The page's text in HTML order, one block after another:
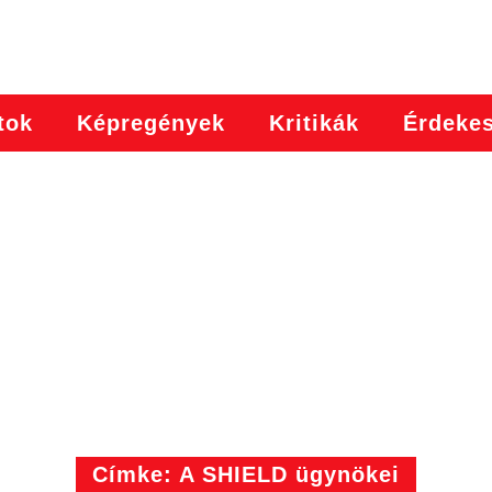
Képregények Kritikák
Címke: A SHIELD ügynökei